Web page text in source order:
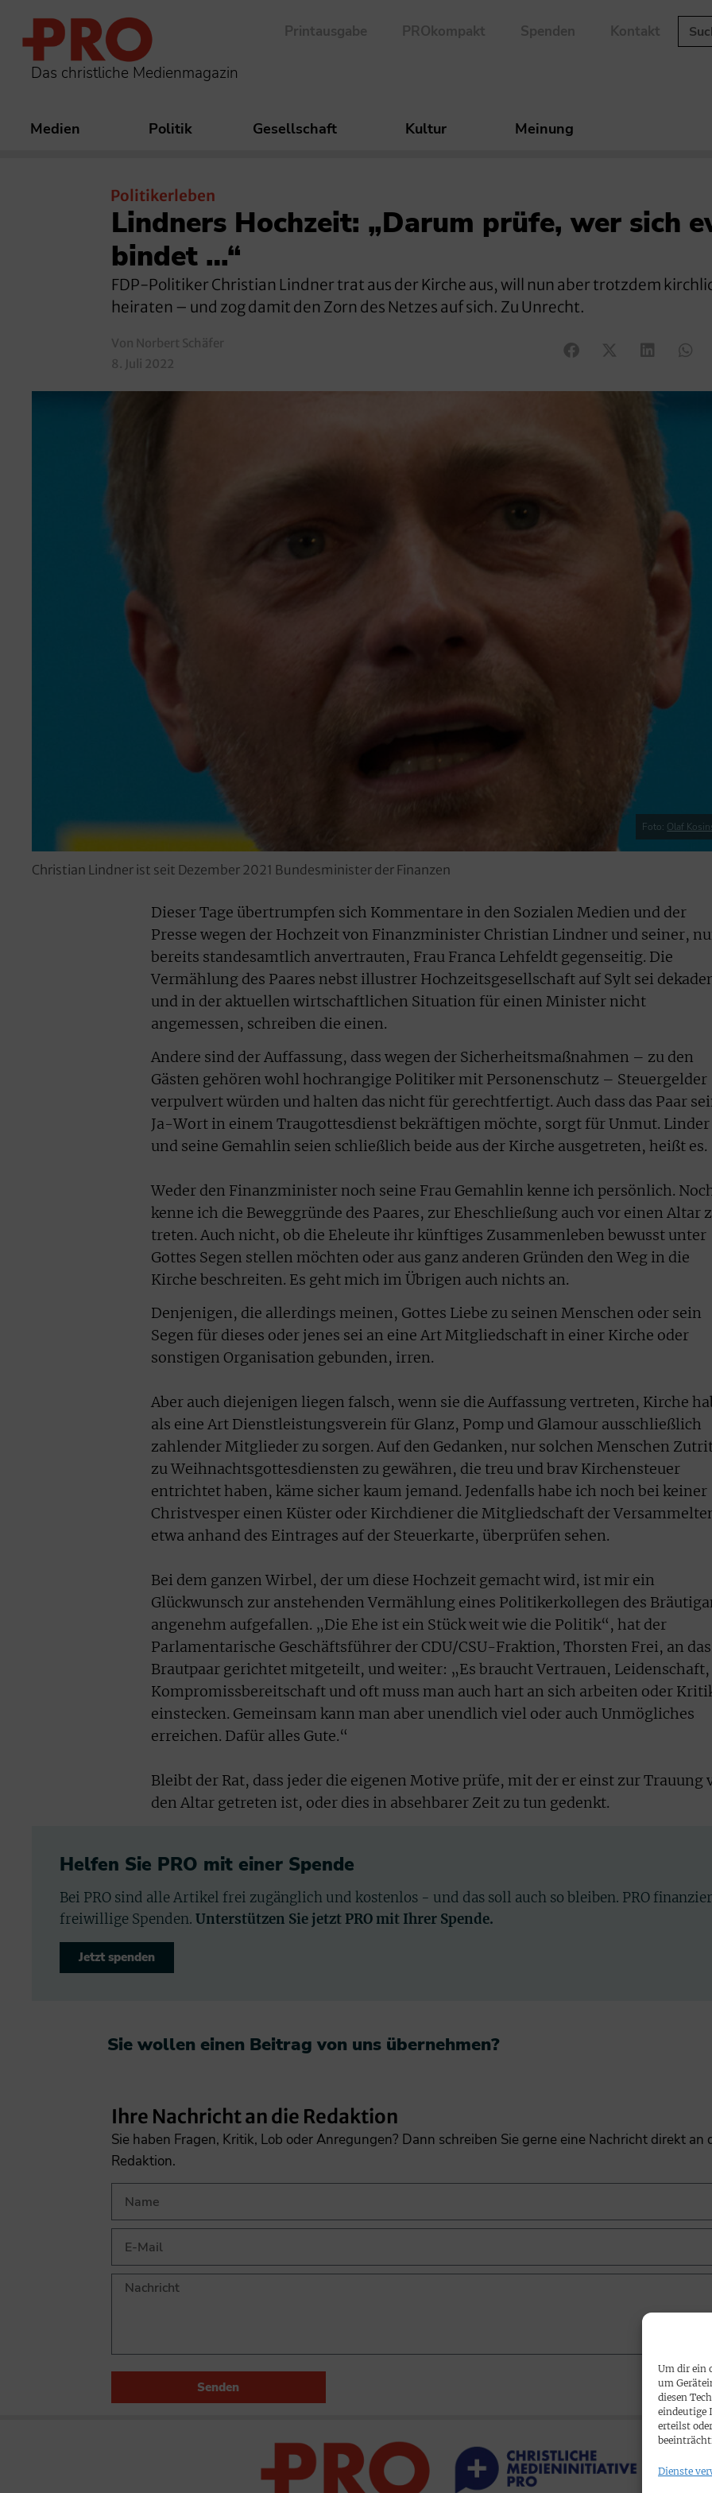
Um dir ein
um
diesen
eindeutige
erteilst
Dienste
Das christliche Medienmagazin
Printausgabe PROkompakt Spenden Kontakt
Medien Politik Gesellschaft Kultur Meinung
Politikerleben
Lindners Hochzeit: „Darum prüfe, wer sich
bindet …“
FDP-Politiker Christian Lindner trat aus der Kirche aus, will nun aber trotzdem
heiraten – und zog damit den Zorn des Netzes auf sich. Zu Unrecht.
Von Norbert Schäfer
8. Juli 2022
Foto: Olaf
Christian Lindner ist seit Dezember 2021 Bundesminister der Finanzen
Dieser Tage übertrumpfen sich Kommentare in den Sozialen Medien und der
Presse wegen der Hochzeit von Finanzminister Christian Lindner und seiner,
bereits standesamtlich anvertrauten, Frau Franca Lehfeldt gegenseitig. Die
Vermählung des Paares nebst illustrer Hochzeitsgesellschaft auf Sylt sei
und in der aktuellen wirtschaftlichen Situation für einen Minister nicht
angemessen, schreiben die einen.
Andere sind der Auffassung, dass wegen der Sicherheitsmaßnahmen – zu den
Gästen gehören wohl hochrangige Politiker mit Personenschutz – Steuergelder
verpulvert würden und halten das nicht für gerechtfertigt. Auch dass das Paar
Ja-Wort in einem Traugottesdienst bekräftigen möchte, sorgt für Unmut. Linder
und seine Gemahlin seien schließlich beide aus der Kirche ausgetreten, heißt es.
Weder den Finanzminister noch seine Frau Gemahlin kenne ich persönlich.
kenne ich die Beweggründe des Paares, zur Eheschließung auch vor einen Altar
treten. Auch nicht, ob die Eheleute ihr künftiges Zusammenleben bewusst unter
Gottes Segen stellen möchten oder aus ganz anderen Gründen den Weg in die
Kirche beschreiten. Es geht mich im Übrigen auch nichts an.
Denjenigen, die allerdings meinen, Gottes Liebe zu seinen Menschen oder sein
Segen für dieses oder jenes sei an eine Art Mitgliedschaft in einer Kirche oder
sonstigen Organisation gebunden, irren.
Aber auch diejenigen liegen falsch, wenn sie die Auffassung vertreten, Kirche
als eine Art Dienstleistungsverein für Glanz, Pomp und Glamour ausschließlich
zahlender Mitglieder zu sorgen. Auf den Gedanken, nur solchen Menschen
zu Weihnachtsgottesdiensten zu gewähren, die treu und brav Kirchensteuer
entrichtet haben, käme sicher kaum jemand. Jedenfalls habe ich noch bei keiner
Christvesper einen Küster oder Kirchdiener die Mitgliedschaft der
etwa anhand des Eintrages auf der Steuerkarte, überprüfen sehen.
Bei dem ganzen Wirbel, der um diese Hochzeit gemacht wird, ist mir ein
Glückwunsch zur anstehenden Vermählung eines Politikerkollegen des
angenehm aufgefallen. „Die Ehe ist ein Stück weit wie die Politik“, hat der
Parlamentarische Geschäftsführer der CDU/CSU-Fraktion, Thorsten Frei, an das
Brautpaar gerichtet mitgeteilt, und weiter: „Es braucht Vertrauen, Leidenschaft,
Kompromissbereitschaft und oft muss man auch hart an sich arbeiten oder
einstecken. Gemeinsam kann man aber unendlich viel oder auch Unmögliches
erreichen. Dafür alles Gute.“
Bleibt der Rat, dass jeder die eigenen Motive prüfe, mit der er einst zur Trauung
den Altar getreten ist, oder dies in absehbarer Zeit zu tun gedenkt.
Helfen Sie PRO mit einer Spende
Bei PRO sind alle Artikel frei zugänglich und kostenlos - und das soll auch so bleiben. PRO
freiwillige Spenden. Unterstützen Sie jetzt PRO mit Ihrer Spende.
Jetzt spenden
Sie wollen einen Beitrag von uns übernehmen?​
Ihre Nachricht an die Redaktion
Sie haben Fragen, Kritik, Lob oder Anregungen? Dann schreiben Sie gerne eine Nachricht direkt an
Redaktion.
Senden